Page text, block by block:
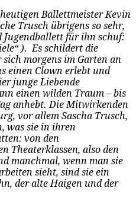
Ballettmeister Kevin
Trusch übrigens so sehr,
Jugendballett für ihn schuf:
). Es schildert die
sich morgens im Garten an
einen Clown erlebt und
junge Liebende
einen wilden Traum – bis
anhebt. Die Mitwirkenden
vor allem Sascha Trusch,
was sie in ihren
von den
Theaterklassen, also den
manchmal, wenn man sie
sieht, sind sie ein
der alte Haigen und der